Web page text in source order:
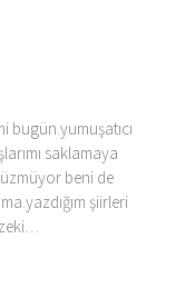
bugün.yumuşatıcı
saklamaya
beni de
şiirleri